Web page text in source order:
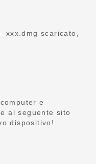
scaricato,
e
al seguente sito
dispositivo!